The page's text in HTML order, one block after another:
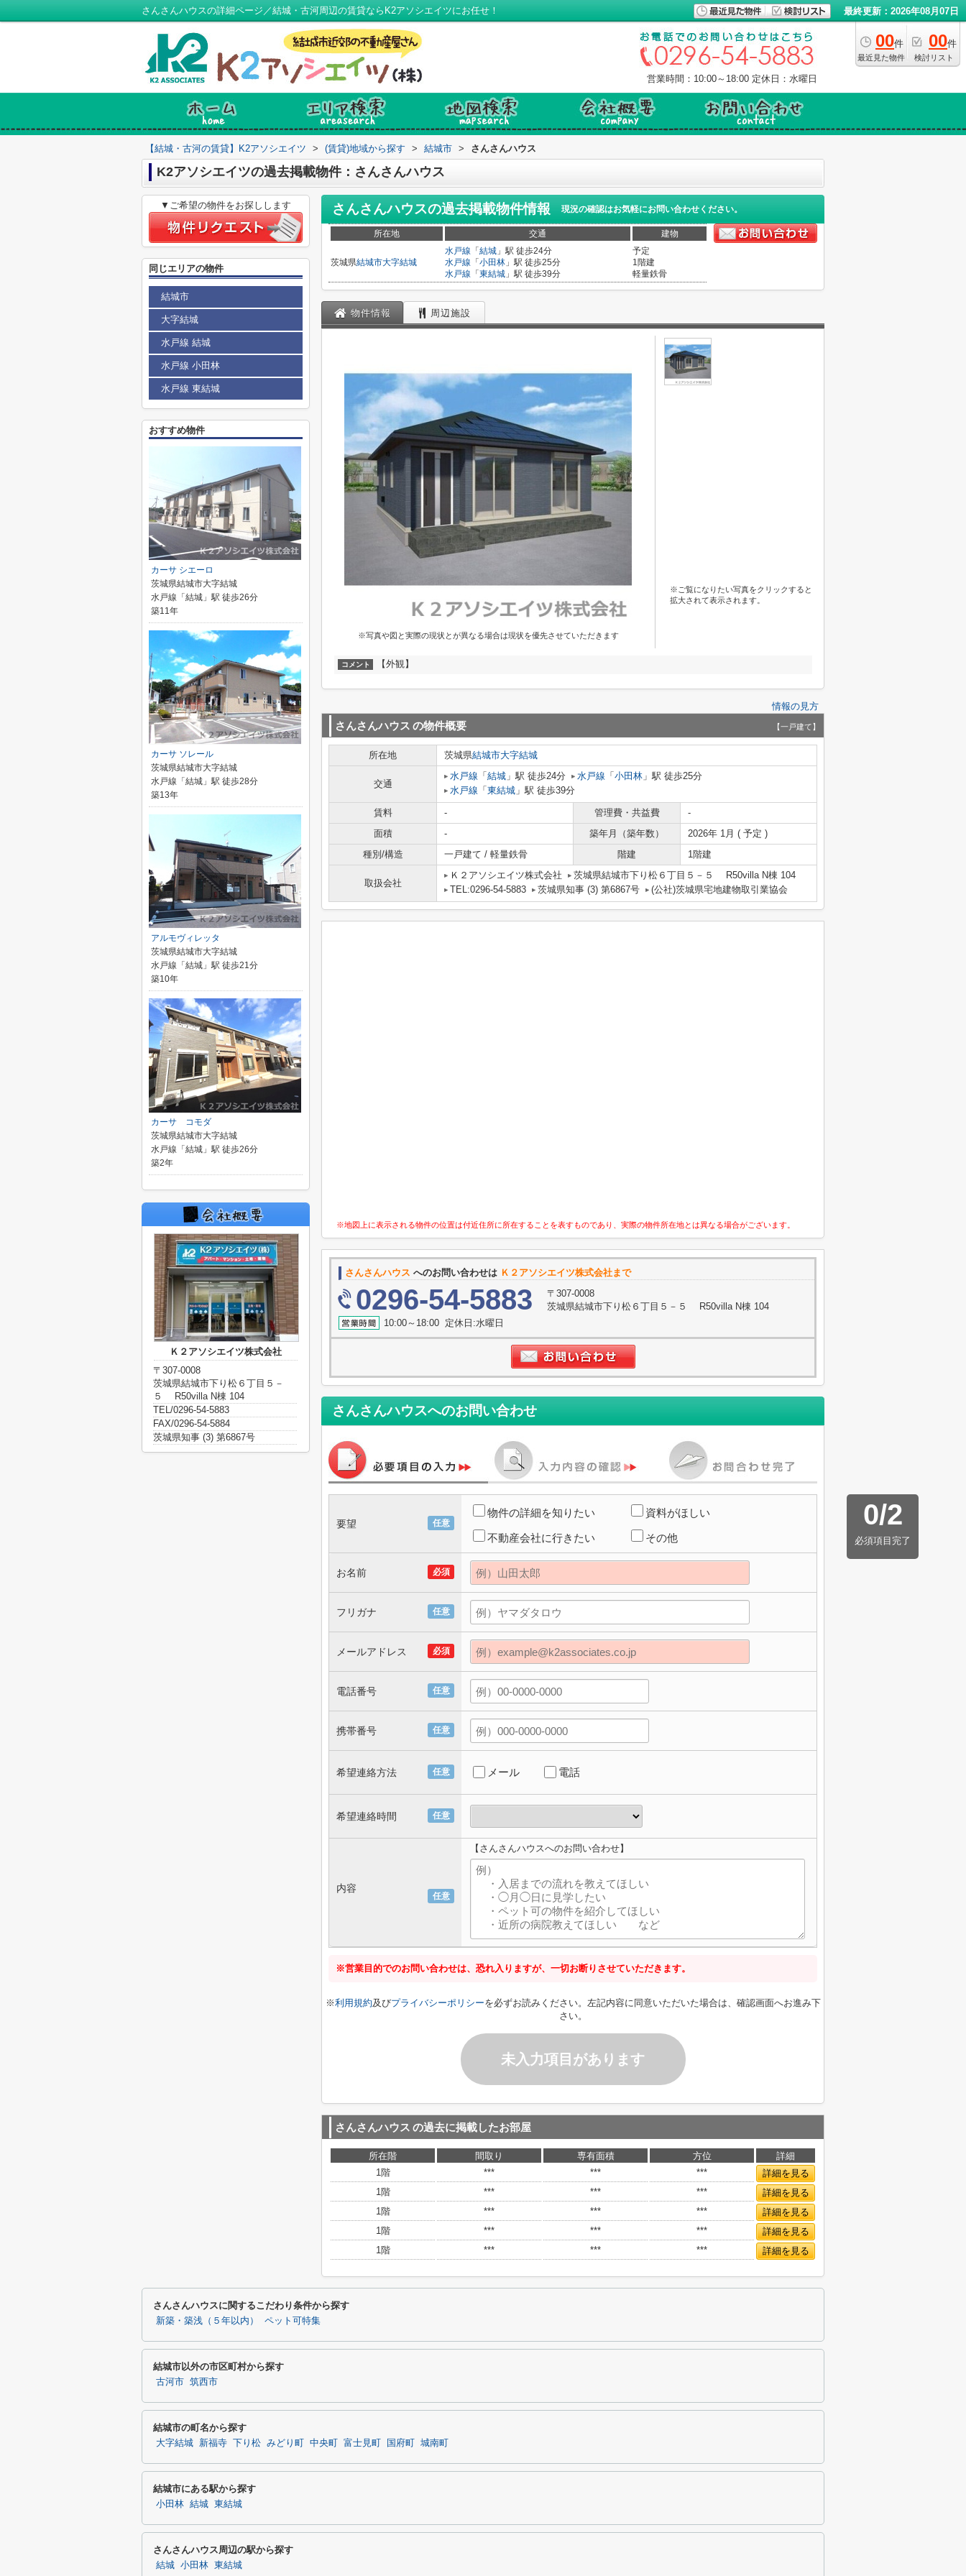
さんさんハウスの詳細ページ／結城・古河周辺の賃貸ならK2アソシエイツにお任せ！ 最終更新：2026年08月07日
00件
最近見た物件
00件
検討リスト
営業時間：10:00～18:00 定休日：水曜日
【結城・古河の賃貸】K2アソシエイツ > (賃貸)地域から探す > 結城市 > さんさんハウス
K2アソシエイツの過去掲載物件：さんさんハウス
さんさんハウスの過去掲載物件情報 現況の確認はお気軽にお問い合わせください。
所在地 交通 建物
茨城県結城市大字結城
水戸線 「 結城 」駅 徒歩24分
水戸線 「 小田林 」駅 徒歩25分
水戸線 「 東結城 」駅 徒歩39分
予定
1階建
軽量鉄骨
物件情報 周辺施設
※写真や図と実際の現状とが異なる場合は現状を優先させていただきます
※ご覧になりたい写真をクリックすると
拡大されて表示されます。
コメント 【外観】
情報の見方
さんさんハウス の物件概要 【一戸建て】
所在地 茨城県結城市大字結城
交通
水戸線 「 結城 」駅 徒歩24分 水戸線 「 小田林 」駅 徒歩25分
水戸線 「 東結城 」駅 徒歩39分
賃料 - 管理費・共益費
-
面積
- 築年月（築年数）
2026年 1月 ( 予定 )
種別/構造
一戸建て / 軽量鉄骨 階建 1階建
取扱会社
Ｋ２アソシエイツ株式会社
茨城県結城市下り松６丁目５－５ R50villa N棟 104
TEL:0296-54-5883
茨城県知事 (3) 第6867号 (公社)茨城県宅地建物取引業協会
※地図上に表示される物件の位置は付近住所に所在することを表すものであり、実際の物件所在地とは異なる場合がございます。
さんさんハウス へのお問い合わせは Ｋ２アソシエイツ株式会社まで
0296-54-5883
〒307-0008
茨城県結城市下り松６丁目５－５ R50villa N棟 104
10:00～18:00 定休日:水曜日
さんさんハウスへのお問い合わせ
0/2
必須項目完了
任意
要望
物件の詳細を知りたい 資料がほしい
不動産会社に行きたい その他
必須
お名前
任意
フリガナ
必須
メールアドレス
任意
電話番号
任意
携帯番号
任意
希望連絡方法 メール 電話
任意
希望連絡時間
任意
内容
【さんさんハウスへのお問い合わせ】
※営業目的でのお問い合わせは、恐れ入りますが、一切お断りさせていただきます。
※利用規約及びプライバシーポリシーを必ずお読みください。左記内容に同意いただいた場合は、確認画面へお進み下
さい。
未入力項目があります
さんさんハウス の過去に掲載したお部屋
所在階 間取り 専有面積 方位
詳細
1階
*** *** ***
詳細を見る
1階
*** *** ***
詳細を見る
1階
*** *** ***
詳細を見る
1階
*** *** ***
詳細を見る
1階
*** *** *** 詳細を見る
▼ご希望の物件をお探しします
同じエリアの物件
結城市
大字結城
水戸線 結城
水戸線 小田林
水戸線 東結城
おすすめ物件
カーサ シエーロ
茨城県結城市大字結城
水戸線「結城」駅 徒歩26分
築11年
カーサ ソレール
茨城県結城市大字結城
水戸線「結城」駅 徒歩28分
築13年
アルモヴィレッタ
茨城県結城市大字結城
水戸線「結城」駅 徒歩21分
築10年
カーサ コモダ
茨城県結城市大字結城
水戸線「結城」駅 徒歩26分
築2年
Ｋ２アソシエイツ株式会社
〒307-0008
茨城県結城市下り松６丁目５－
５ R50villa N棟 104
TEL/0296-54-5883
FAX/0296-54-5884
茨城県知事 (3) 第6867号
さんさんハウスに関するこだわり条件から探す
新築・築浅（５年以内） ペット可特集
結城市以外の市区町村から探す
古河市 筑西市
結城市の町名から探す
大字結城 新福寺 下り松 みどり町 中央町 富士見町 国府町 城南町
結城市にある駅から探す
小田林 結城 東結城
さんさんハウス周辺の駅から探す
結城 小田林 東結城